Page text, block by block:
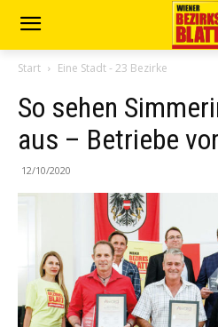
Start Eine Stadt - 23 Bezirke
So sehen
aus – Betriebe
12/10/2020